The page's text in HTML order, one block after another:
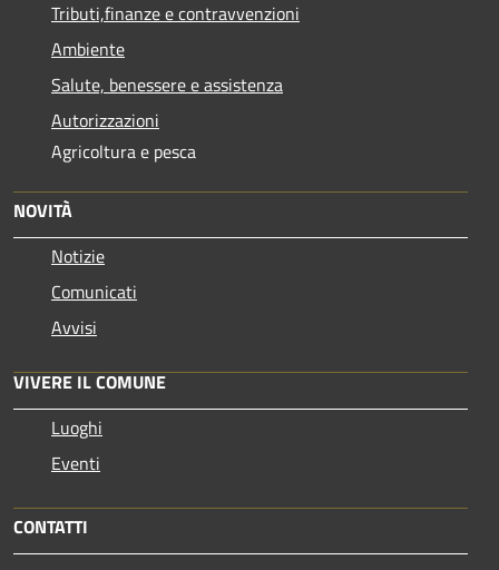
Tributi,finanze e contravvenzioni
Ambiente
Salute, benessere e assistenza
Autorizzazioni
Agricoltura e pesca
NOVITÀ
Notizie
Comunicati
Avvisi
VIVERE IL COMUNE
Luoghi
Eventi
CONTATTI